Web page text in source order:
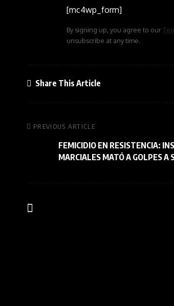
[mc4wp_form]
By signing up, you agree to our
unsubscribe at any time.
Share This Article
PREVIOUS ARTICLE
FEMICIDIO EN RESISTENCIA:
MARCIALES MATÓ A GOLPES A